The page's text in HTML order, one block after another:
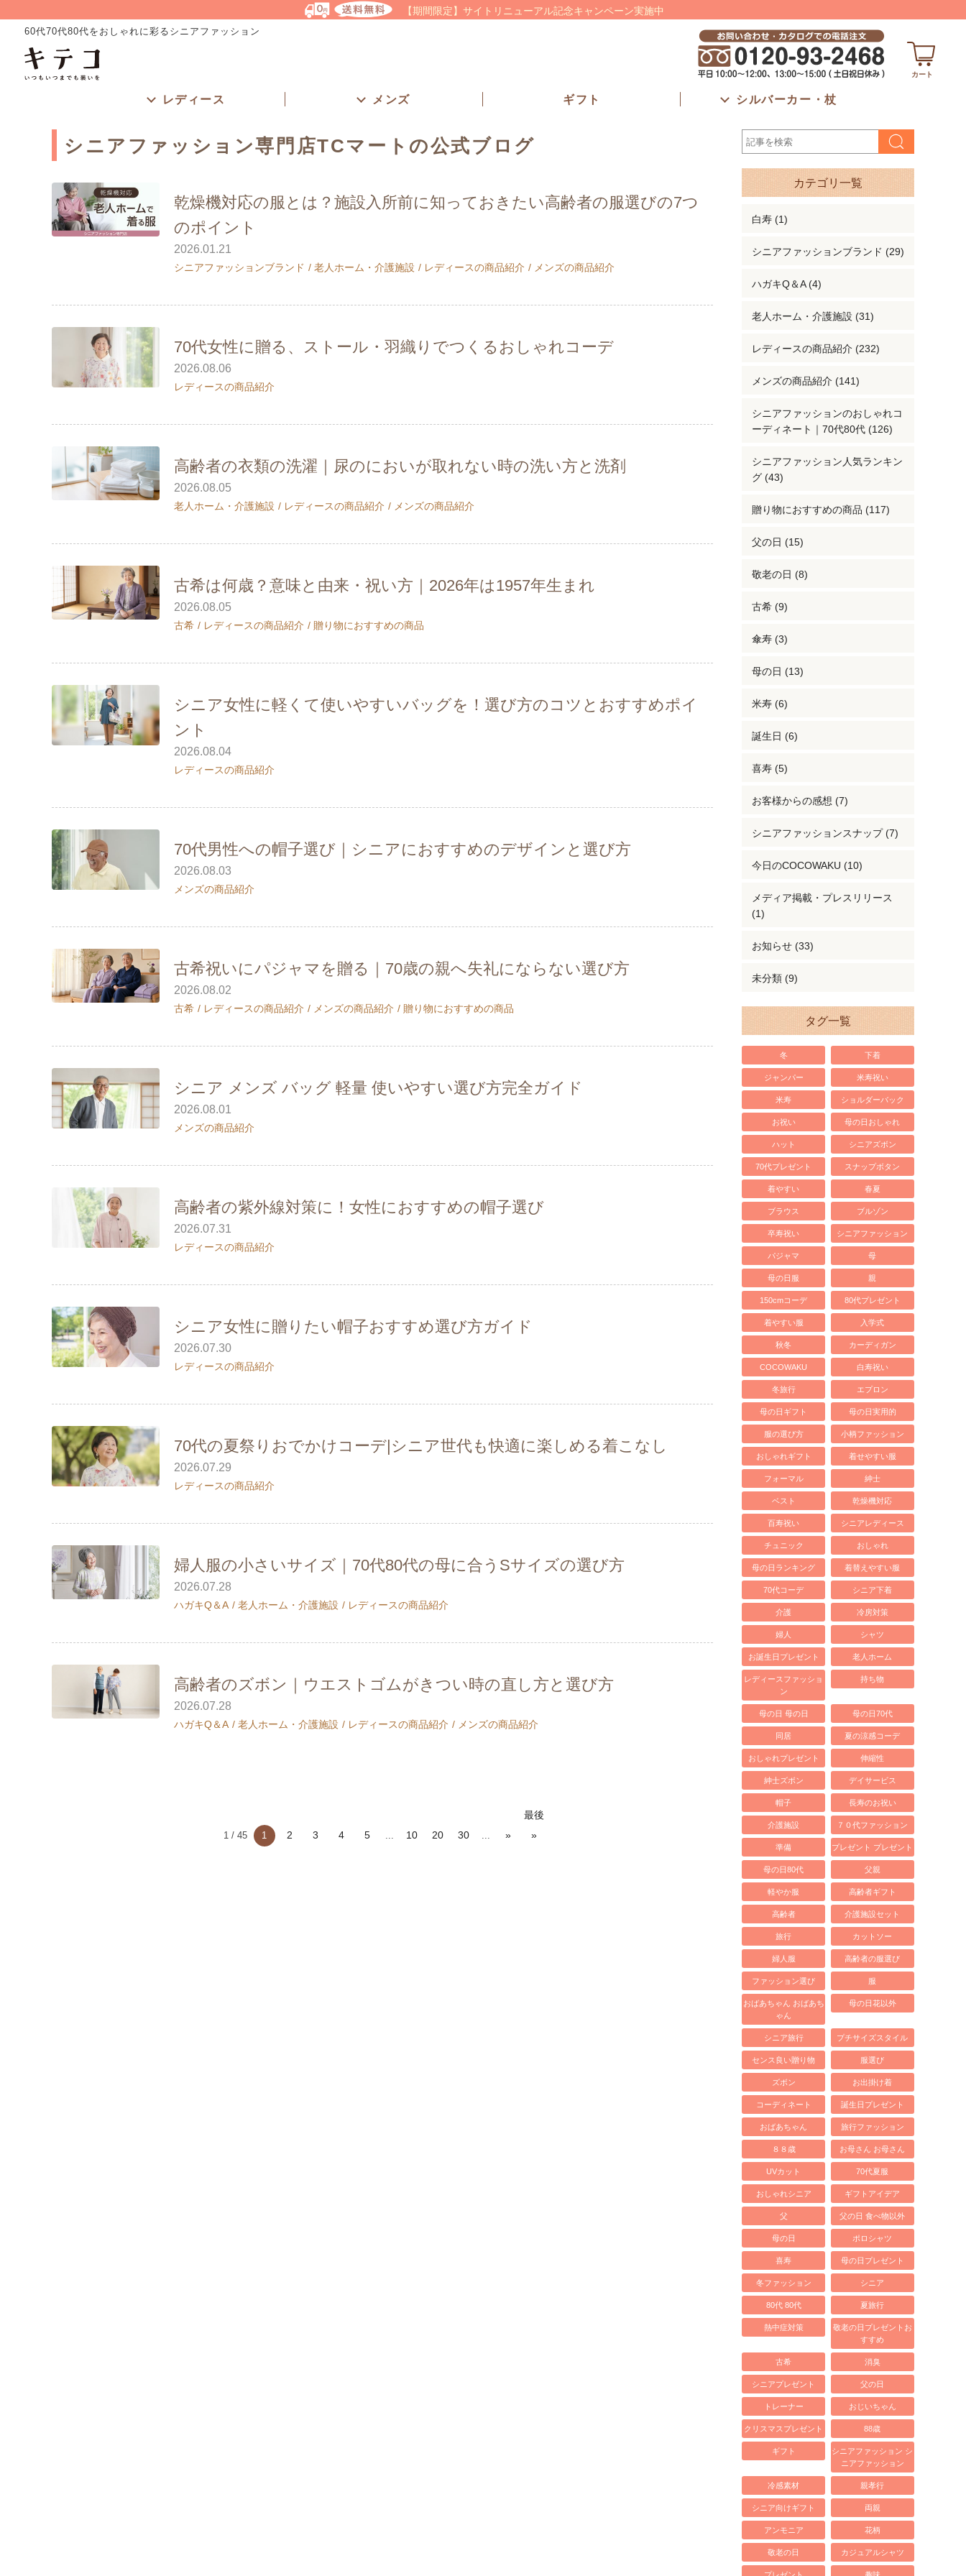
【期間限定】サイトリニューアル記念キャンペーン実施中
60代70代80代をおしゃれに彩るシニアファッション
カート
レディース メンズ ギフト シルバーカー・杖
シニアファッション専門店TCマートの公式ブログ
乾燥機対応の服とは？施設入所前に知っておきたい高齢者の服選びの7つ
のポイント
2026.01.21
シニアファッションブランド 老人ホーム・介護施設 レディースの商品紹介 メンズの商品紹介
70代女性に贈る、ストール・羽織りでつくるおしゃれコーデ
2026.08.06
レディースの商品紹介
高齢者の衣類の洗濯｜尿のにおいが取れない時の洗い方と洗剤
2026.08.05
老人ホーム・介護施設 レディースの商品紹介 メンズの商品紹介
古希は何歳？意味と由来・祝い方｜2026年は1957年生まれ
2026.08.05
古希 レディースの商品紹介 贈り物におすすめの商品
シニア女性に軽くて使いやすいバッグを！選び方のコツとおすすめポイ
ント
2026.08.04
レディースの商品紹介
70代男性への帽子選び｜シニアにおすすめのデザインと選び方
2026.08.03
メンズの商品紹介
古希祝いにパジャマを贈る｜70歳の親へ失礼にならない選び方
2026.08.02
古希 レディースの商品紹介 メンズの商品紹介 贈り物におすすめの商品
シニア メンズ バッグ 軽量 使いやすい選び方完全ガイド
2026.08.01
メンズの商品紹介
高齢者の紫外線対策に！女性におすすめの帽子選び
2026.07.31
レディースの商品紹介
シニア女性に贈りたい帽子おすすめ選び方ガイド
2026.07.30
レディースの商品紹介
70代の夏祭りおでかけコーデ|シニア世代も快適に楽しめる着こなし
2026.07.29
レディースの商品紹介
婦人服の小さいサイズ｜70代80代の母に合うSサイズの選び方
2026.07.28
ハガキQ＆A 老人ホーム・介護施設 レディースの商品紹介
高齢者のズボン｜ウエストゴムがきつい時の直し方と選び方
2026.07.28
ハガキQ＆A 老人ホーム・介護施設 レディースの商品紹介 メンズの商品紹介
1 / 45 1 2 3 4 5 ... 10 20 30 ... »
最後
»
カテゴリ一覧
白寿 (1)
シニアファッションブランド (29)
ハガキQ＆A (4)
老人ホーム・介護施設 (31)
レディースの商品紹介 (232)
メンズの商品紹介 (141)
シニアファッションのおしゃれコ
ーディネート｜70代80代 (126)
シニアファッション人気ランキン
グ (43)
贈り物におすすめの商品 (117)
父の日 (15)
敬老の日 (8)
古希 (9)
傘寿 (3)
母の日 (13)
米寿 (6)
誕生日 (6)
喜寿 (5)
お客様からの感想 (7)
シニアファッションスナップ (7)
今日のCOCOWAKU (10)
メディア掲載・プレスリリース
(1)
お知らせ (33)
未分類 (9)
タグ一覧
冬 下着
ジャンパー 米寿祝い
米寿 ショルダーバック
お祝い 母の日おしゃれ
ハット シニアズボン
70代プレゼント スナップボタン
着やすい 春夏
ブラウス ブルゾン
卒寿祝い シニアファッション
パジャマ 母
母の日服 親
150cmコーデ 80代プレゼント
着やすい服 入学式
秋冬 カーディガン
COCOWAKU 白寿祝い
冬旅行 エプロン
母の日ギフト 母の日実用的
服の選び方 小柄ファッション
おしゃれギフト 着せやすい服
フォーマル 紳士
ベスト 乾燥機対応
百寿祝い シニアレディース
チュニック おしゃれ
母の日ランキング 着替えやすい服
70代コーデ シニア下着
介護 冷房対策
婦人 シャツ
お誕生日プレゼント 老人ホーム
レディースファッショ
ン
持ち物
母の日 母の日 母の日70代
同居 夏の涼感コーデ
おしゃれプレゼント 伸縮性
紳士ズボン デイサービス
帽子 長寿のお祝い
介護施設 ７０代ファッション
準備 プレゼント プレゼント
母の日80代 父親
軽やか服 高齢者ギフト
高齢者 介護施設セット
旅行 カットソー
婦人服 高齢者の服選び
ファッション選び 服
おばあちゃん おばあち
ゃん
母の日花以外
シニア旅行 プチサイズスタイル
センス良い贈り物 服選び
ズボン お出掛け着
コーディネート 誕生日プレゼント
おばあちゃん 旅行ファッション
８８歳 お母さん お母さん
UVカット 70代夏服
おしゃれシニア ギフトアイデア
父 父の日 食べ物以外
母の日 ポロシャツ
喜寿 母の日プレゼント
冬ファッション シニア
80代 80代 夏旅行
熱中症対策
敬老の日プレゼントお
すすめ
古希 消臭
シニアプレゼント 父の日
トレーナー おじいちゃん
クリスマスプレゼント 88歳
ギフト
シニアファッション シ
ニアファッション
冷感素材 親孝行
シニア向けギフト 両親
アンモニア 花柄
敬老の日 カジュアルシャツ